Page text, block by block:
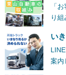
「
り組
い
案内